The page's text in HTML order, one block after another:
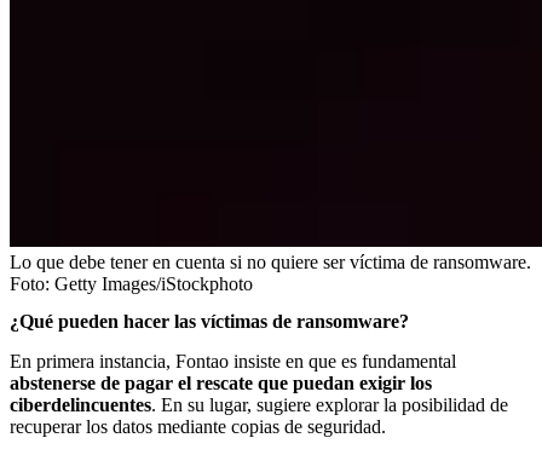
Lo que debe tener en cuenta si no quiere ser víctima de ransomware.
Foto: Getty Images/iStockphoto
¿Qué pueden hacer las víctimas de ransomware?
En primera instancia, Fontao insiste en que es fundamental
abstenerse de pagar el rescate que puedan exigir los
ciberdelincuentes. En su lugar, sugiere explorar la posibilidad de
recuperar los datos mediante copias de seguridad.